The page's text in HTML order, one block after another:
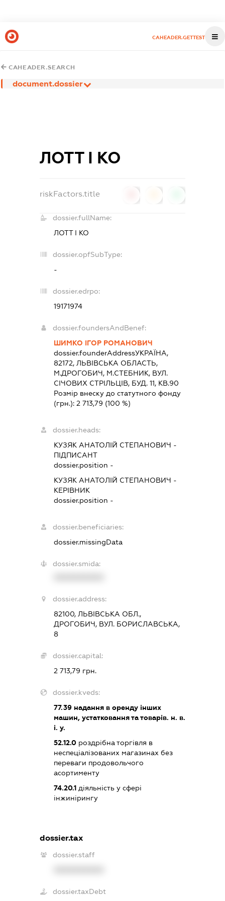
CAHEADER.GETTEST
CAHEADER.SEARCH
document.dossier
ЛОТТ І КО
riskFactors.title
dossier.fullName:
ЛОТТ І КО
dossier.opfSubType:
-
dossier.edrpo:
19171974
dossier.foundersAndBenef:
ШИМКО ІГОР РОМАНОВИЧ
dossier.founderAddressУКРАЇНА,
82172, ЛЬВIВСЬКА ОБЛАСТЬ,
М.ДРОГОБИЧ, М.СТЕБНИК, ВУЛ.
СІЧОВИХ СТРІЛЬЦІВ, БУД. 11, КВ.90
Розмір внеску до статутного фонду
(грн.): 2 713,79 (100 %)
dossier.heads:
КУЗЯК АНАТОЛІЙ СТЕПАНОВИЧ -
ПІДПИСАНТ
dossier.position -
КУЗЯК АНАТОЛІЙ СТЕПАНОВИЧ -
КЕРІВНИК
dossier.position -
dossier.beneficiaries:
dossier.missingData
dossier.smida:
dossier.address:
82100, ЛЬВІВСЬКА ОБЛ.,
ДРОГОБИЧ, ВУЛ. БОРИСЛАВСЬКА,
8
dossier.capital:
2 713,79 грн.
dossier.kveds:
77.39надання в оренду інших
машин, устатковання та товарів. н. в.
і. у.
52.12.0роздрібна торгівля в
неспеціалізованих магазинах без
переваги продовольчого
асортименту
74.20.1діяльність у сфері
інжинірингу
dossier.tax
dossier.staff
dossier.taxDebt